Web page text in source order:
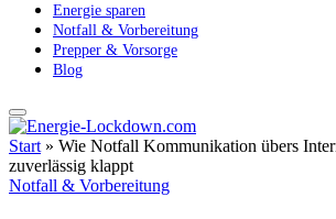
Energie sparen
Notfall & Vorbereitung
Prepper & Vorsorge
Blog
Start » Wie Notfall Kommunikation übers
zuverlässig klappt
Notfall & Vorbereitung